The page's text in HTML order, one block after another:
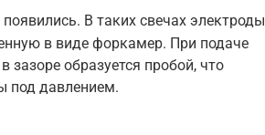
В таких свечах электроды
в виде форкамер. При подаче
зазоре образуется пробой, что
под давлением.